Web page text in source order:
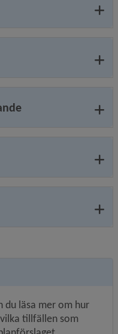
du läsa mer om hur
tillfällen som